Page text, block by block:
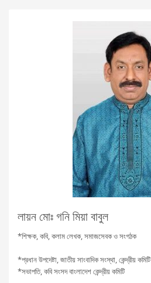
লায়ন মোঃ গনি মিয়া বাবুল
*শিক্ষক, কবি, কলাম লেখক, সমাজসেবক ও সংগঠক
*প্রধান উপদেষ্টা, জাতীয় সাংবাদিক সংস্থা, কেন্দ্রীয় কমিটি
*সভাপতি, কবি সংসদ বাংলাদেশ কেন্দ্রীয় কমিটি